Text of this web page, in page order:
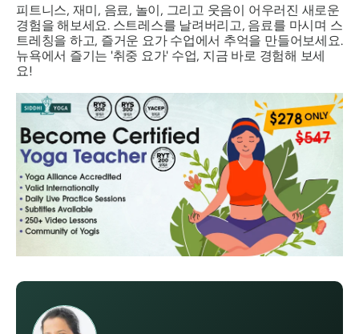
피트니스, 재미, 음료, 놀이, 그리고 웃음이 어우러진 새로운
경험을 해보세요. 스트레스를 날려버리고, 음료를 마시며 스
트레칭을 하고, 즐거운 요가 수업에서 추억을 만들어보세요.
뉴욕에서 즐기는 '취중 요가' 수업, 지금 바로 경험해 보세
요!